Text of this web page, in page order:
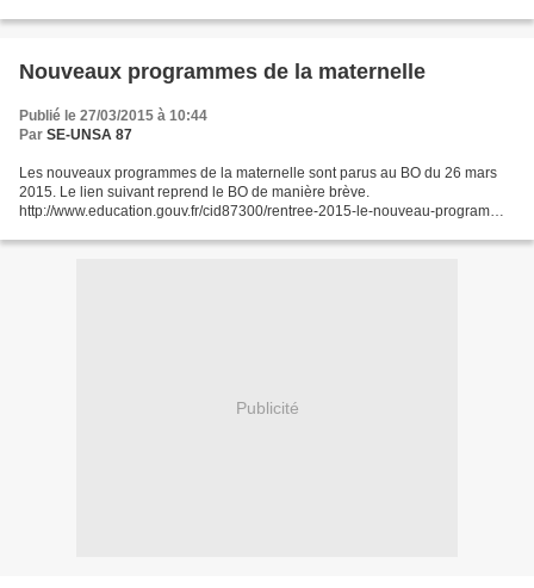
Nouveaux programmes de la maternelle
Publié le 27/03/2015 à 10:44
Par SE-UNSA 87
Les nouveaux programmes de la maternelle sont parus au BO du 26 mars
2015. Le lien suivant reprend le BO de manière brève.
http://www.education.gouv.fr/cid87300/rentree-2015-le-nouveau-programme-
Publicité